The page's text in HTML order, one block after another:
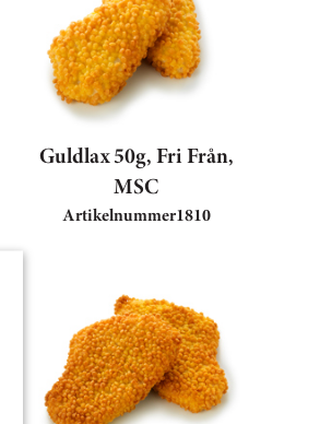
Guldlax 50g, Fri Från,
MSC
Artikelnummer1810